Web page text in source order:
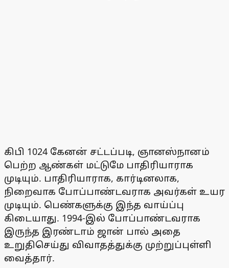
கிபி 1024 கேனன் சட்டப்படி, ஞானஸ்நானம்
பெற்ற ஆண்கள் மட்டுமே பாதிரியாராக
முடியும். பாதிரியாராக, கார்டினலாக,
நிறைவாக போப்பாண்டவராக அவர்கள் உயர
முடியும். பெண்களுக்கு இந்த வாய்ப்பு
கிடையாது. 1994-இல் போப்பாண்டவராக
இருந்த இரண்டாம் ஜான் பால் அதை
உறுதிசெய்து விவாதத்துக்கு முற்றுப்புள்ளி
வைத்தார்.